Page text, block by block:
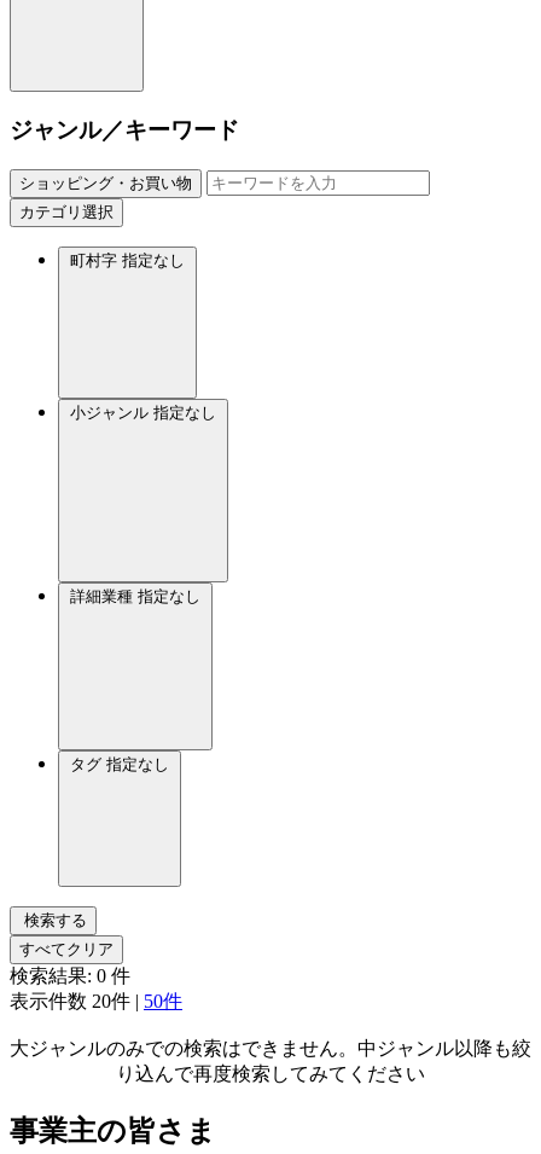
ジャンル／キーワード
ショッピング・お買い物
カテゴリ選択
町村字 指定なし
小ジャンル 指定なし
詳細業種 指定なし
タグ 指定なし
検索する
すべてクリア
検索結果: 0 件
表示件数 20件 | 50件
大ジャンルのみでの検索はできません。中ジャンル以降も絞
り込んで再度検索してみてください
事業主の皆さま